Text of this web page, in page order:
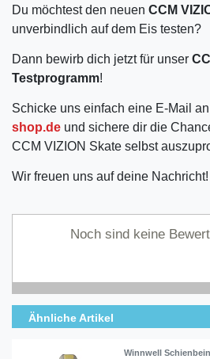
Du möchtest den neuen CCM
unverbindlich auf dem Eis testen?
Dann bewirb dich jetzt für unser
Testprogramm!
Schicke uns einfach eine E-Mail an
shop.de und sichere dir die
CCM VIZION Skate selbst
Wir freuen uns auf deine Nachricht!
Noch sind keine
Ähnliche Artikel
Winnwell